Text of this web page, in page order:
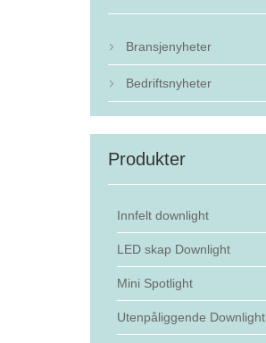
 Bransjenyheter
 Bedriftsnyheter
Produkter
Innfelt downlight
LED skap Downlight
Mini Spotlight
Utenpåliggende Downlight